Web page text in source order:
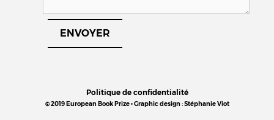
Politique de confidentialité
© 2019 European Book Prize • Graphic design : Stéphanie Viot